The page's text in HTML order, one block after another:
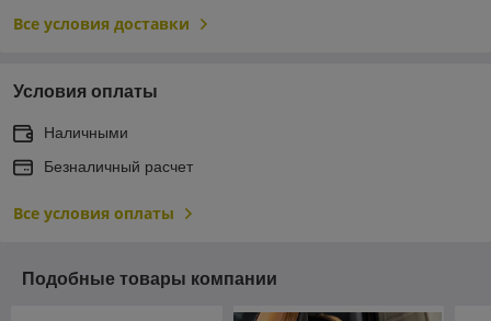
Все условия доставки
Условия оплаты
Наличными
Безналичный расчет
Все условия оплаты
Подобные товары компании